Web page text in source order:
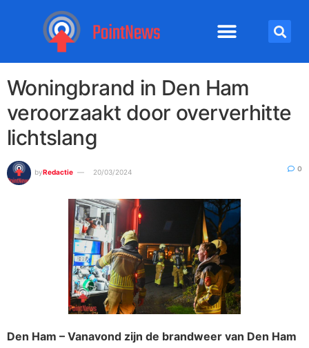
Woningbrand in Den Ham
veroorzaakt door oververhitte
lichtslang
byRedactie 20/03/2024 0
Den Ham – Vanavond zijn de brandweer van Den Ham